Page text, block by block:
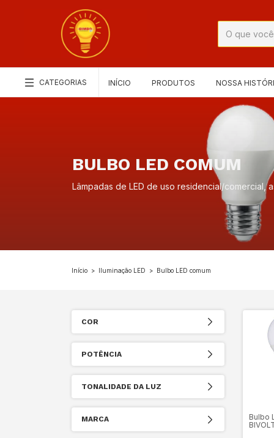
CATEGORIAS INÍCIO PRODUTOS NOSSA
BULBO LED COMUM
Lâmpadas de LED de uso residencial/comercial,
Início > Iluminação LED > Bulbo LED comum
COR
POTÊNCIA
TONALIDADE DA LUZ
MARCA
Bulbo